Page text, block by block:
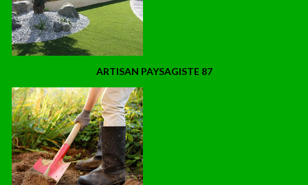
ARTISAN PAYSAGISTE 87